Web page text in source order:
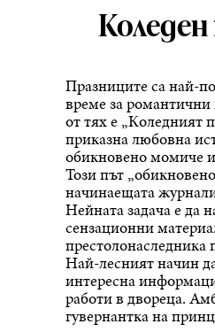
Празниците са най-
време за
от тях е „Коледният
приказна любовна
обикновено момиче
Този път
начинаещата
Нейната задача е да
сензационни
престолонаследника
Най-лесният начин
интересна
работи в двореца.
гувернантка на